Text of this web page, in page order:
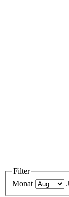
Filter
Monat